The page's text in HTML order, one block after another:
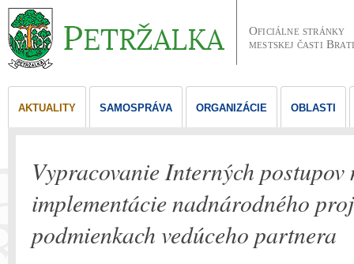
Oficiálne stránky
mestskej časti
AKTUALITY SAMOSPRÁVA ORGANIZÁCIE OBLASTI
Vypracovanie Interných postupov
implementácie nadnárodného
podmienkach vedúceho partnera